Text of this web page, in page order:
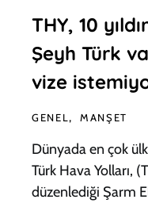
THY, 10
Şeyh Türk
vize
GENEL MANŞET
Dünyada en çok
Türk Hava Yolları,
düzenlediği Şarm